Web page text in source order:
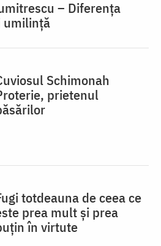
– Diferența
umilință
Schimonah
prietenul
totdeauna de ceea ce
prea mult și prea
în virtute